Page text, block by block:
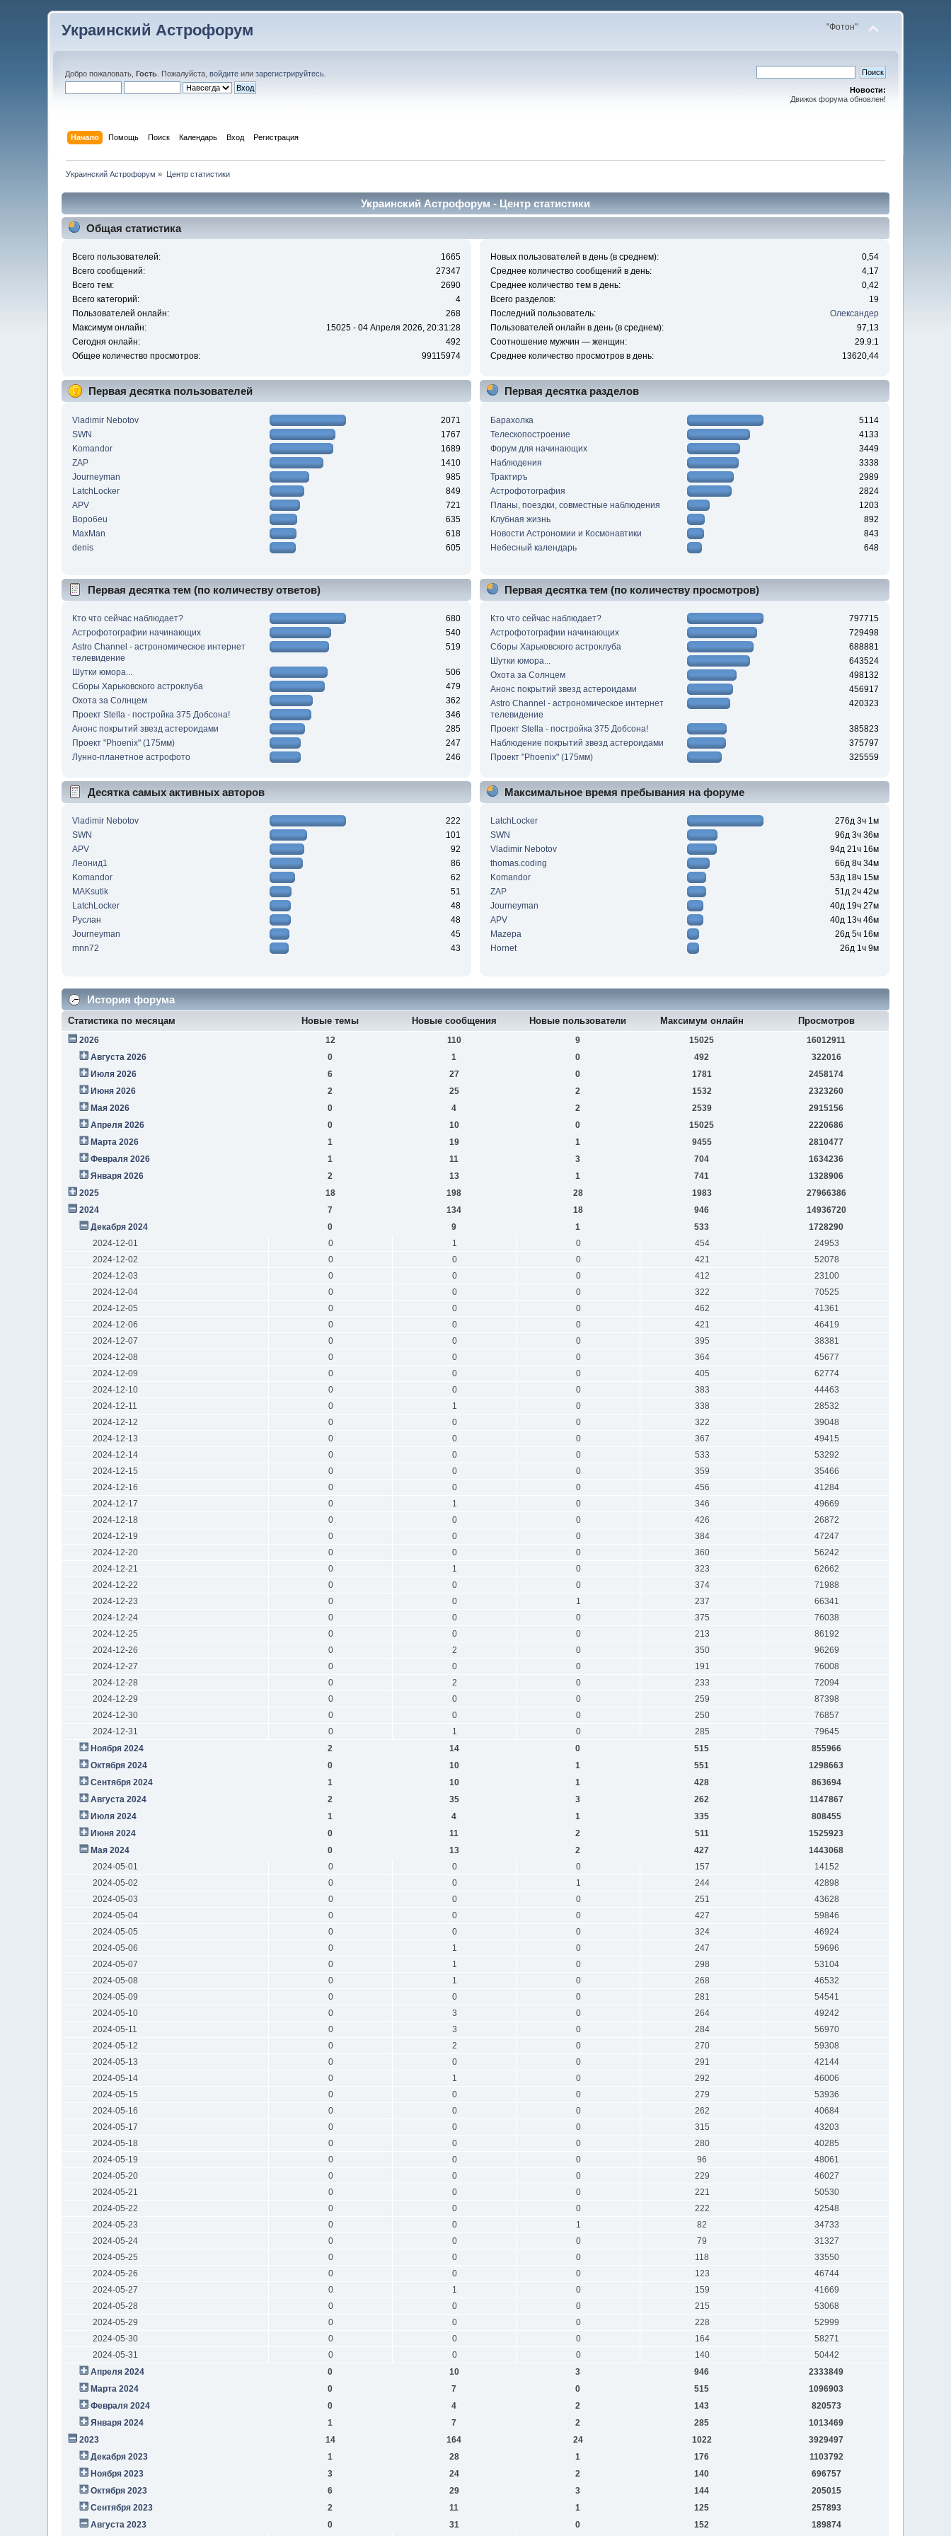
Украинский Астрофорум "Фотон"
Добро пожаловать,Гость . Пожалуйста,войдите илизарегистрируйтесь
Новости:
Движок форума обновлен!
Начало Помощь Поиск Календарь Вход Регистрация
Украинский Астрофорум » Центр статистики
Украинский Астрофорум - Центр статистики
Общая статистика
Всего пользователей:
1665
Всего сообщений:
27347
Всего тем:
2690
Всего категорий:
4
Пользователей онлайн:
268
Максимум онлайн:
15025 - 04 Апреля 2026, 20:31:28
Сегодня онлайн:
492
Общее количество просмотров:
99115974
Новых пользователей в день (в среднем):
0,54
Среднее количество сообщений в день:
4,17
Среднее количество тем в день:
0,42
Всего разделов:
19
Последний пользователь:
Олександер
Пользователей онлайн в день (в среднем):
97,13
Соотношение мужчин — женщин:
29.9:1
Среднее количество просмотров в день:
13620,44
Первая десятка пользователей
Vladimir Nebotov
2071
SWN
1767
Komandor
1689
ZAP
1410
Journeyman
985
LatchLocker
849
APV
721
Bopo6eu
635
MaxMan
618
denis
605
Первая десятка разделов
Барахолка
5114
Телескопостроение
4133
Форум для начинающих
3449
Наблюдения
3338
Трактиръ
2989
Астрофотография
2824
Планы, поездки, совместные наблюдения
1203
Клубная жизнь
892
Новости Астрономии и Космонавтики
843
Небесный календарь
648
Первая десятка тем (по количеству ответов)
Кто что сейчас наблюдает?
680
Астрофотографии начинающих
540
Astro Channel - астрономическое интернет
телевидение
519
Шутки юмора...
506
Сборы Харьковского астроклуба
479
Охота за Солнцем
362
Проект Stella - постройка 375 Добсона!
346
Анонс покрытий звезд астероидами
285
Проект "Phoenix" (175мм)
247
Лунно-планетное астрофото
246
Первая десятка тем (по количеству просмотров)
Кто что сейчас наблюдает?
797715
Астрофотографии начинающих
729498
Сборы Харьковского астроклуба
688881
Шутки юмора...
643524
Охота за Солнцем
498132
Анонс покрытий звезд астероидами
456917
Astro Channel - астрономическое интернет
телевидение
420323
Проект Stella - постройка 375 Добсона!
385823
Наблюдение покрытий звезд астероидами
375797
Проект "Phoenix" (175мм)
325559
Десятка самых активных авторов
Vladimir Nebotov
222
SWN
101
APV
92
Леонид1
86
Komandor
62
MAKsutik
51
LatchLocker
48
Руслан
48
Journeyman
45
mnn72
43
Максимальное время пребывания на форуме
LatchLocker
276д 3ч 1м
SWN
96д 3ч 36м
Vladimir Nebotov
94д 21ч 16м
thomas.coding
66д 8ч 34м
Komandor
53д 18ч 15м
ZAP
51д 2ч 42м
Journeyman
40д 19ч 27м
APV
40д 13ч 46м
Mazepa
26д 5ч 16м
Hornet
26д 1ч 9м
История форума
Статистика по месяцам Новые темы Новые сообщения Новые пользователи Максимум онлайн Просмотров
2026 12 110 9 15025
16012911
Августа 2026
0 1 0 492
322016
Июля 2026
6 27 0 1781
2458174
Июня 2026
2 25 2 1532
2323260
Мая 2026
0 4 2 2539
2915156
Апреля 2026
0 10 0 15025
2220686
Марта 2026
1 19 1 9455
2810477
Февраля 2026
1 11 3 704
1634236
Января 2026
2 13 1 741
1328906
2025
18 198 28 1983
27966386
2024
7 134 18 946
14936720
Декабря 2024
0 9 1 533
1728290
2024-12-01
0 1 0 454
24953
2024-12-02
0 0 0 421
52078
2024-12-03
0 0 0 412
23100
2024-12-04
0 0 0 322
70525
2024-12-05
0 0 0 462
41361
2024-12-06
0 0 0 421
46419
2024-12-07
0 0 0 395
38381
2024-12-08
0 0 0 364
45677
2024-12-09
0 0 0 405
62774
2024-12-10
0 0 0 383
44463
2024-12-11
0 1 0 338
28532
2024-12-12
0 0 0 322
39048
2024-12-13
0 0 0 367
49415
2024-12-14
0 0 0 533
53292
2024-12-15
0 0 0 359
35466
2024-12-16
0 0 0 456
41284
2024-12-17
0 1 0 346
49669
2024-12-18
0 0 0 426
26872
2024-12-19
0 0 0 384
47247
2024-12-20
0 0 0 360
56242
2024-12-21
0 1 0 323
62662
2024-12-22
0 0 0 374
71988
2024-12-23
0 0 1 237
66341
2024-12-24
0 0 0 375
76038
2024-12-25
0 0 0 213
86192
2024-12-26
0 2 0 350
96269
2024-12-27
0 0 0 191
76008
2024-12-28
0 2 0 233
72094
2024-12-29
0 0 0 259
87398
2024-12-30
0 0 0 250
76857
2024-12-31
0 1 0 285
79645
Ноября 2024
2 14 0 515
855966
Октября 2024
0 10 1 551
1298663
Сентября 2024
1 10 1 428
863694
Августа 2024
2 35 3 262
1147867
Июля 2024
1 4 1 335
808455
Июня 2024
0 11 2 511
1525923
Мая 2024
0 13 2 427
1443068
2024-05-01
0 0 0 157
14152
2024-05-02
0 0 1 244
42898
2024-05-03
0 0 0 251
43628
2024-05-04
0 0 0 427
59846
2024-05-05
0 0 0 324
46924
2024-05-06
0 1 0 247
59696
2024-05-07
0 1 0 298
53104
2024-05-08
0 1 0 268
46532
2024-05-09
0 0 0 281
54541
2024-05-10
0 3 0 264
49242
2024-05-11
0 3 0 284
56970
2024-05-12
0 2 0 270
59308
2024-05-13
0 0 0 291
42144
2024-05-14
0 1 0 292
46006
2024-05-15
0 0 0 279
53936
2024-05-16
0 0 0 262
40684
2024-05-17
0 0 0 315
43203
2024-05-18
0 0 0 280
40285
2024-05-19
0 0 0 96
48061
2024-05-20
0 0 0 229
46027
2024-05-21
0 0 0 221
50530
2024-05-22
0 0 0 222
42548
2024-05-23
0 0 1 82
34733
2024-05-24
0 0 0 79
31327
2024-05-25
0 0 0 118
33550
2024-05-26
0 0 0 123
46744
2024-05-27
0 1 0 159
41669
2024-05-28
0 0 0 215
53068
2024-05-29
0 0 0 228
52999
2024-05-30
0 0 0 164
58271
2024-05-31
0 0 0 140
50442
Апреля 2024
0 10 3 946
2333849
Марта 2024
0 7 0 515
1096903
Февраля 2024
0 4 2 143
820573
Января 2024
1 7 2 285
1013469
2023
14 164 24 1022
3929497
Декабря 2023
1 28 1 176
1103792
Ноября 2023
3 24 2 140
696757
Октября 2023
6 29 3 144
205015
Сентября 2023
2 11 1 125
257893
Августа 2023
0 31 0 152
189874